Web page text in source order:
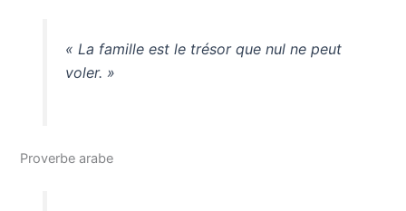
« La famille est le trésor que nul ne peut
voler. »
Proverbe arabe